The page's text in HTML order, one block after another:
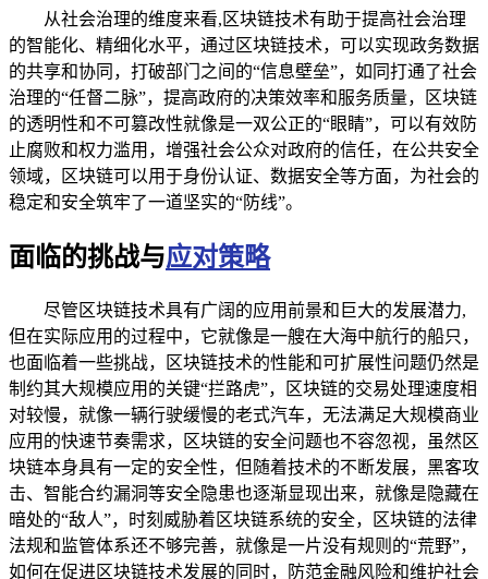
从社会治理的维度来看,区块链技术有助于提高社会治理
的智能化、精细化水平，通过区块链技术，可以实现政务数据
的共享和协同，打破部门之间的“信息壁垒”，如同打通了社会
治理的“任督二脉”，提高政府的决策效率和服务质量，区块链
的透明性和不可篡改性就像是一双公正的“眼睛”，可以有效防
止腐败和权力滥用，增强社会公众对政府的信任，在公共安全
领域，区块链可以用于身份认证、数据安全等方面，为社会的
稳定和安全筑牢了一道坚实的“防线”。
面临的挑战与应对策略
尽管区块链技术具有广阔的应用前景和巨大的发展潜力,
但在实际应用的过程中，它就像是一艘在大海中航行的船只，
也面临着一些挑战，区块链技术的性能和可扩展性问题仍然是
制约其大规模应用的关键“拦路虎”，区块链的交易处理速度相
对较慢，就像一辆行驶缓慢的老式汽车，无法满足大规模商业
应用的快速节奏需求，区块链的安全问题也不容忽视，虽然区
块链本身具有一定的安全性，但随着技术的不断发展，黑客攻
击、智能合约漏洞等安全隐患也逐渐显现出来，就像是隐藏在
暗处的“敌人”，时刻威胁着区块链系统的安全，区块链的法律
法规和监管体系还不够完善，就像是一片没有规则的“荒野”，
如何在促进区块链技术发展的同时，防范金融风险和维护社会